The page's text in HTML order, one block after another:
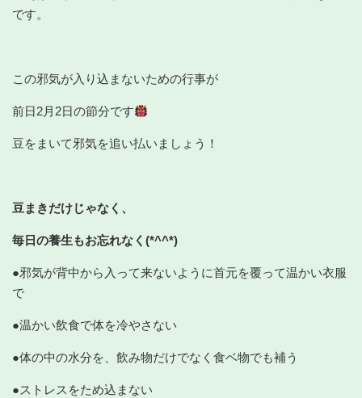
です。
この邪気が入り込まないための行事が
前日2月2日の節分です
豆をまいて邪気を追い払いましょう！
豆まきだけじゃなく、
毎日の養生もお忘れなく(*^^*)
●邪気が背中から入って来ないように首元を覆って温かい衣服
で
●温かい飲食で体を冷やさない
●体の中の水分を、飲み物だけでなく食ベ物でも補う
●ストレスをため込まない